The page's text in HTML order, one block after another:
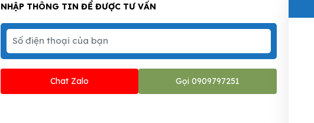
NHẬP THÔNG TIN ĐỂ ĐƯỢC TƯ VẤN
Chat Zalo Gọi 0909797251